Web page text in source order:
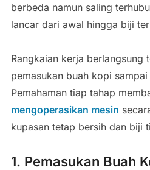
berbeda namun saling
lancar dari awal hingga biji
Rangkaian kerja berlangsung
pemasukan buah kopi
Pemahaman tiap tahap
mengoperasikan mesin
kupasan tetap bersih dan biji
1. Pemasukan Buah